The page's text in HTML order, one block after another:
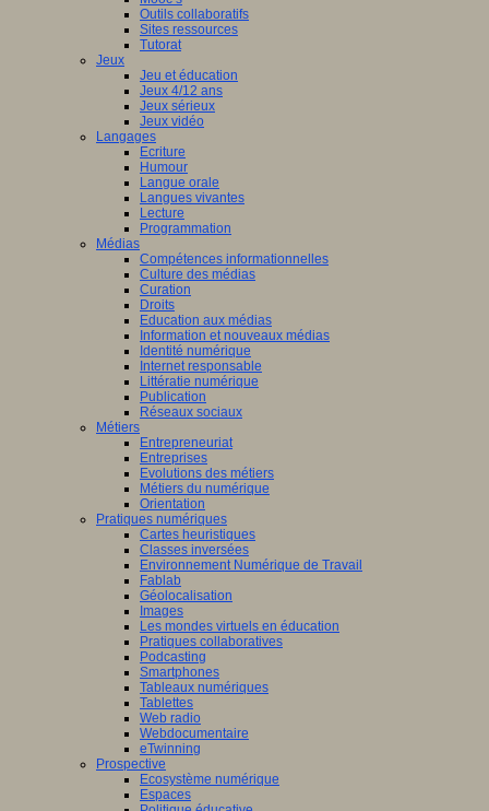
Outils collaboratifs
Sites ressources
Tutorat
Jeux
Jeu et éducation
Jeux 4/12 ans
Jeux sérieux
Jeux vidéo
Langages
Ecriture
Humour
Langue orale
Langues vivantes
Lecture
Programmation
Médias
Compétences informationnelles
Culture des médias
Curation
Droits
Education aux médias
Information et nouveaux médias
Identité numérique
Internet responsable
Littératie numérique
Publication
Réseaux sociaux
Métiers
Entrepreneuriat
Entreprises
Evolutions des métiers
Métiers du numérique
Orientation
Pratiques numériques
Cartes heuristiques
Classes inversées
Environnement Numérique de Travail
Fablab
Géolocalisation
Images
Les mondes virtuels en éducation
Pratiques collaboratives
Podcasting
Smartphones
Tableaux numériques
Tablettes
Web radio
Webdocumentaire
eTwinning
Prospective
Ecosystème numérique
Espaces